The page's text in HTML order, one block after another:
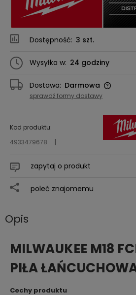
Dostępność: 3 szt.
Wysyłka w: 24 godziny
Dostawa: Darmowa
Cena nie zawiera ewentualnych
sprawdź formy dostawy
Kod produktu:
4933479678
zapytaj o produkt
poleć znajomemu
Opis
MILWAUKEE M18
PIŁA
Cechy produktu